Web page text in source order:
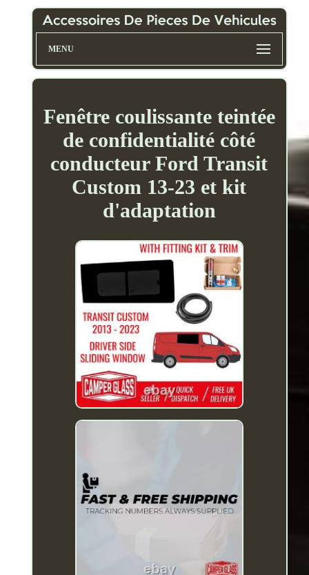
MENU
Fenêtre coulissante teintée
de confidentialité côté
conducteur Ford Transit
Custom 13-23 et kit
d'adaptation